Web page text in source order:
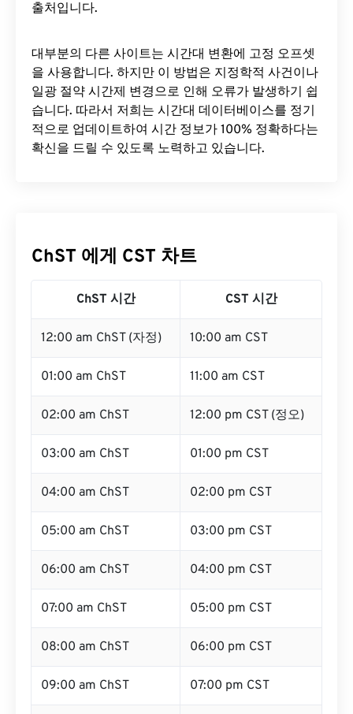
출처입니다.
대부분의 다른 사이트는 시간대 변환에 ​​고정 오프셋
을 사용합니다. 하지만 이 방법은 지정학적 사건이나
일광 절약 시간제 변경으로 인해 오류가 발생하기 쉽
습니다. 따라서 저희는 시간대 데이터베이스를 정기
적으로 업데이트하여 시간 정보가 100% 정확하다는
확신을 드릴 수 있도록 노력하고 있습니다.
ChST 에게 CST 차트
ChST 시간 CST 시간
12:00 am ChST (자정) 10:00 am CST
01:00 am ChST 11:00 am CST
02:00 am ChST 12:00 pm CST (정오)
03:00 am ChST 01:00 pm CST
04:00 am ChST 02:00 pm CST
05:00 am ChST 03:00 pm CST
06:00 am ChST 04:00 pm CST
07:00 am ChST 05:00 pm CST
08:00 am ChST 06:00 pm CST
09:00 am ChST 07:00 pm CST